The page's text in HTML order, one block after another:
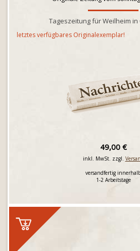
Tageszeitung für Weilheim
letztes verfügbares Originalexemplar!
49,00 €
inkl. MwSt. zzgl.
versandfertig
1-2 Arbeitstage